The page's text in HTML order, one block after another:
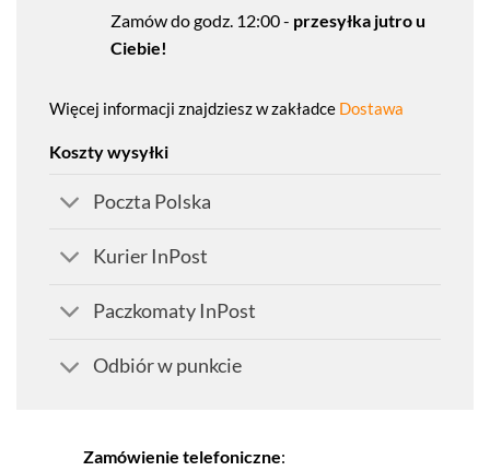
Zamów do godz. 12:00 - przesyłka jutro u
Ciebie!
Więcej informacji znajdziesz w zakładce Dostawa
Koszty wysyłki
Poczta Polska
Kurier InPost
Paczkomaty InPost
Odbiór w punkcie
Zamówienie telefoniczne: